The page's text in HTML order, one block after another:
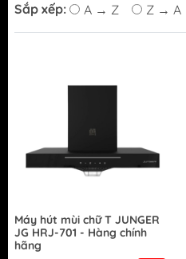
Sắp xếp: A → Z Z → A
Máy hút mùi chữ T JUNGER
JG HRJ-701 - Hàng chính
hãng